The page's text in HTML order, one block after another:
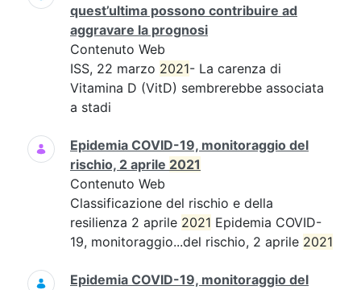
quest’ultima possono contribuire ad
aggravare la prognosi
Contenuto Web
ISS, 22 marzo 2021- La carenza di
Vitamina D (VitD) sembrerebbe associata
a stadi
Epidemia COVID-19, monitoraggio del
rischio, 2 aprile 2021
Contenuto Web
Classificazione del rischio e della
resilienza 2 aprile 2021 Epidemia COVID-
19, monitoraggio...del rischio, 2 aprile 2021
Epidemia COVID-19, monitoraggio del